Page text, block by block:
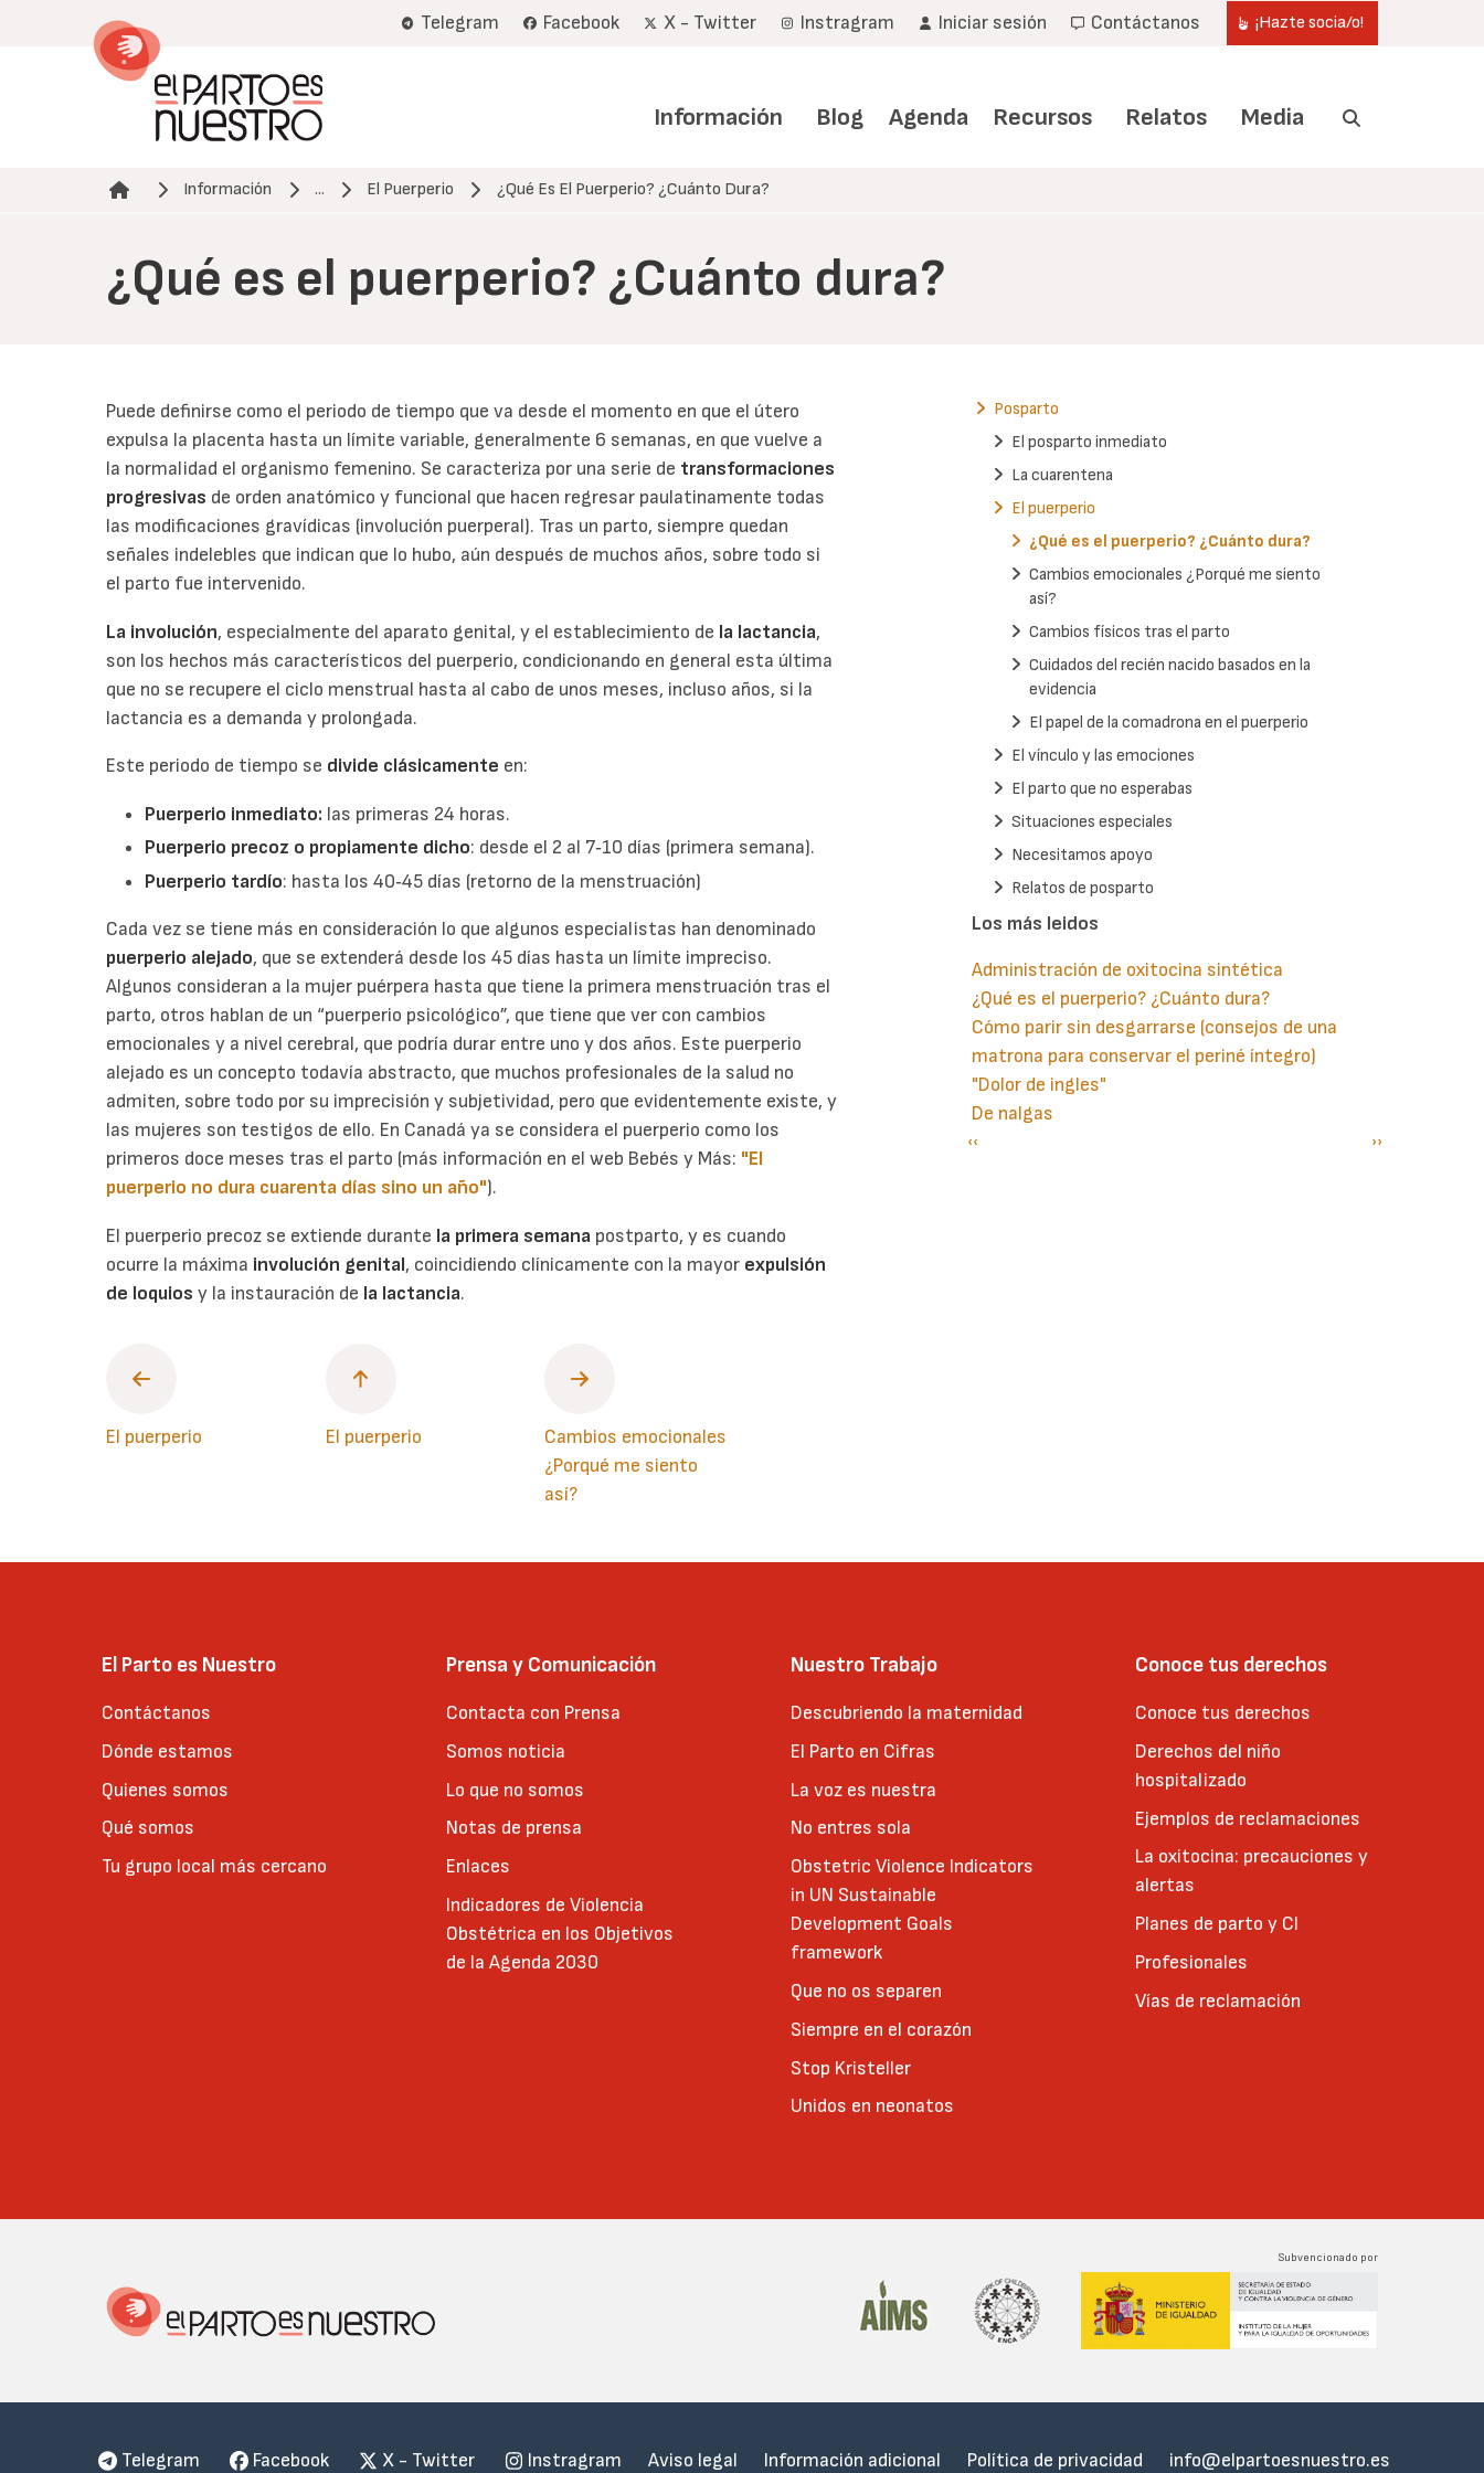
Telegram Facebook X - Twitter Instragram Iniciar sesión Contáctanos ¡Hazte socia/o!
Información Blog Agenda Recursos Relatos Media
Ruta de navegación
Información ... El Puerperio ¿Qué Es El Puerperio? ¿Cuánto Dura?
¿Qué es el puerperio? ¿Cuánto dura?
Puede definirse como el periodo de tiempo que va desde el momento en que el útero
expulsa la placenta hasta un límite variable, generalmente 6 semanas, en que vuelve a
la normalidad el organismo femenino. Se caracteriza por una serie de transformaciones
progresivas de orden anatómico y funcional que hacen regresar paulatinamente todas
las modificaciones gravídicas (involución puerperal). Tras un parto, siempre quedan
señales indelebles que indican que lo hubo, aún después de muchos años, sobre todo si
el parto fue intervenido.
La involución, especialmente del aparato genital, y el establecimiento de la lactancia,
son los hechos más característicos del puerperio, condicionando en general esta última
que no se recupere el ciclo menstrual hasta al cabo de unos meses, incluso años, si la
lactancia es a demanda y prolongada.
Este periodo de tiempo se divide clásicamente en:
Puerperio inmediato: las primeras 24 horas.
Puerperio precoz o propiamente dicho: desde el 2 al 7‑10 días (primera semana).
Puerperio tardío: hasta los 40‑45 días (retorno de la menstruación)
Cada vez se tiene más en consideración lo que algunos especialistas han denominado
puerperio alejado, que se extenderá desde los 45 días hasta un límite impreciso.
Algunos consideran a la mujer puérpera hasta que tiene la primera menstruación tras el
parto, otros hablan de un “puerperio psicológico”, que tiene que ver con cambios
emocionales y a nivel cerebral, que podría durar entre uno y dos años. Este puerperio
alejado es un concepto todavía abstracto, que muchos profesionales de la salud no
admiten, sobre todo por su imprecisión y subjetividad, pero que evidentemente existe, y
las mujeres son testigos de ello. En Canadá ya se considera el puerperio como los
primeros doce meses tras el parto (más información en el web Bebés y Más: "El
puerperio no dura cuarenta días sino un año").
El puerperio precoz se extiende durante la primera semana postparto, y es cuando
ocurre la máxima involución genital, coincidiendo clínicamente con la mayor expulsión
de loquios y la instauración de la lactancia.
El puerperio El puerperio
Cambios emocionales
¿Porqué me siento
así?
Posparto
El posparto inmediato
La cuarentena
El puerperio
¿Qué es el puerperio? ¿Cuánto dura?
Cambios emocionales ¿Porqué me siento
así?
Cambios físicos tras el parto
Cuidados del recién nacido basados en la
evidencia
El papel de la comadrona en el puerperio
El vínculo y las emociones
El parto que no esperabas
Situaciones especiales
Necesitamos apoyo
Relatos de posparto
Los más leidos
Administración de oxitocina sintética
¿Qué es el puerperio? ¿Cuánto dura?
Cómo parir sin desgarrarse (consejos de una
matrona para conservar el periné íntegro)
"Dolor de ingles"
De nalgas
Paginación
Página
‹‹
Siguiente
››
El Parto es Nuestro
Contáctanos
Dónde estamos
Quienes somos
Qué somos
Tu grupo local más cercano
Prensa y Comunicación
Contacta con Prensa
Somos noticia
Lo que no somos
Notas de prensa
Enlaces
Indicadores de Violencia
Obstétrica en los Objetivos
de la Agenda 2030
Nuestro Trabajo
Descubriendo la maternidad
El Parto en Cifras
La voz es nuestra
No entres sola
Obstetric Violence Indicators
in UN Sustainable
Development Goals
framework
Que no os separen
Siempre en el corazón
Stop Kristeller
Unidos en neonatos
Conoce tus derechos
Conoce tus derechos
Derechos del niño
hospitalizado
Ejemplos de reclamaciones
La oxitocina: precauciones y
alertas
Planes de parto y CI
Profesionales
Vías de reclamación
Subvencionado por
Menu
Telegram Facebook X - Twitter Instragram Aviso legal Información adicional Política de privacidad info@elpartoesnuestro.es